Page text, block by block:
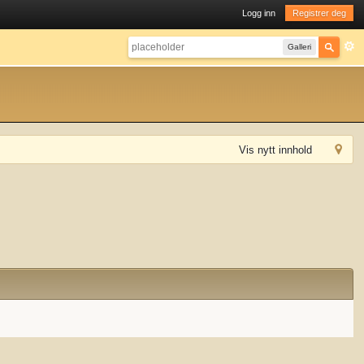
Logg inn Registrer deg
Galleri
Vis nytt innhold